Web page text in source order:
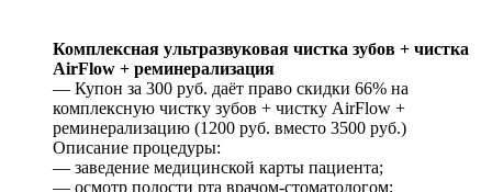
Комплексная ультразвуковая чистка зубов + чистка
AirFlow + реминерализация
— Купон за 300 руб. даёт право скидки 66% на
комплексную чистку зубов + чистку AirFlow +
реминерализацию (1200 руб. вместо 3500 руб.)
Описание процедуры:
— заведение медицинской карты пациента;
— осмотр полости рта врачом-стоматологом;